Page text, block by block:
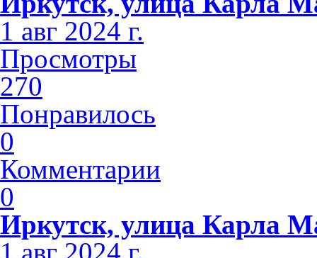
1 авг 2024 г.
Просмотры
270
Понравилось
0
Комментарии
0
Иркутск, улица Карла